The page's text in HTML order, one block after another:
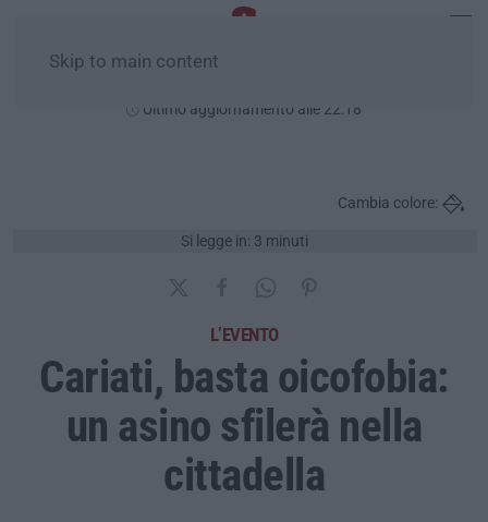
Skip to main content
Ultimo aggiornamento alle 22:18
Si legge in: 3 minuti
Cambia colore:
L’EVENTO
Cariati, basta oicofobia:
un asino sfilerà nella
cittadella